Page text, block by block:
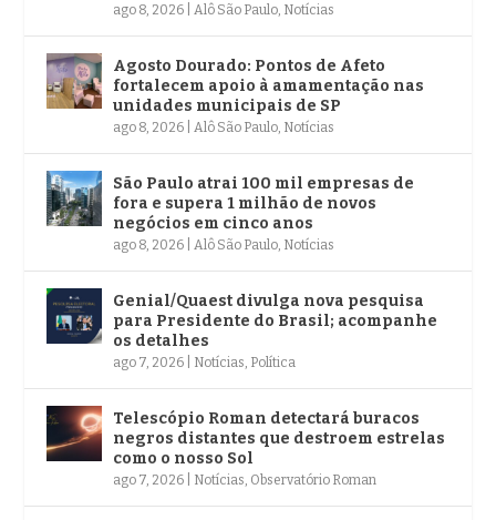
ago 8, 2026 |Alô São Paulo, Notícias
Agosto Dourado: Pontos de Afeto
fortalecem apoio à amamentação nas
unidades municipais de SP
ago 8, 2026 |Alô São Paulo, Notícias
São Paulo atrai 100 mil empresas de
fora e supera 1 milhão de novos
negócios em cinco anos
ago 8, 2026 |Alô São Paulo, Notícias
Genial/Quaest divulga nova pesquisa
para Presidente do Brasil; acompanhe
os detalhes
ago 7, 2026 Notícias, Política
Telescópio Roman detectará buracos
negros distantes que destroem estrelas
como o nosso Sol
ago 7, 2026 Notícias, Observatório Roman